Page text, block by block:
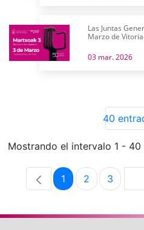
Las Juntas
Marzo de
03 mar. 2026
40
Mostrando el intervalo 1 -
Página
1 Página
2 Página
3